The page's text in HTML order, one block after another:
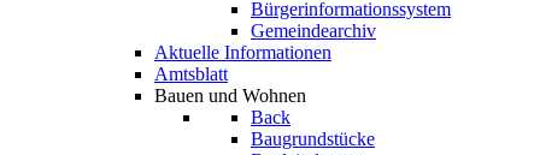
Bürgerinformationssystem
Gemeindearchiv
Aktuelle Informationen
Amtsblatt
Bauen und Wohnen
Back
Baugrundstücke